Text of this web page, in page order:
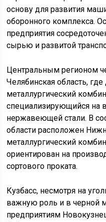
основу для развития
оборонного комплекса.
предприятия
сырью и развитой
Центральным регионом
Челябинская область,
металлургический
специализирующийся на
нержавеющей стали. В
области расположен
металлургический
ориентирован на
сортового проката.
Кузбасс, несмотря на
важную роль и в черной
предприятиям